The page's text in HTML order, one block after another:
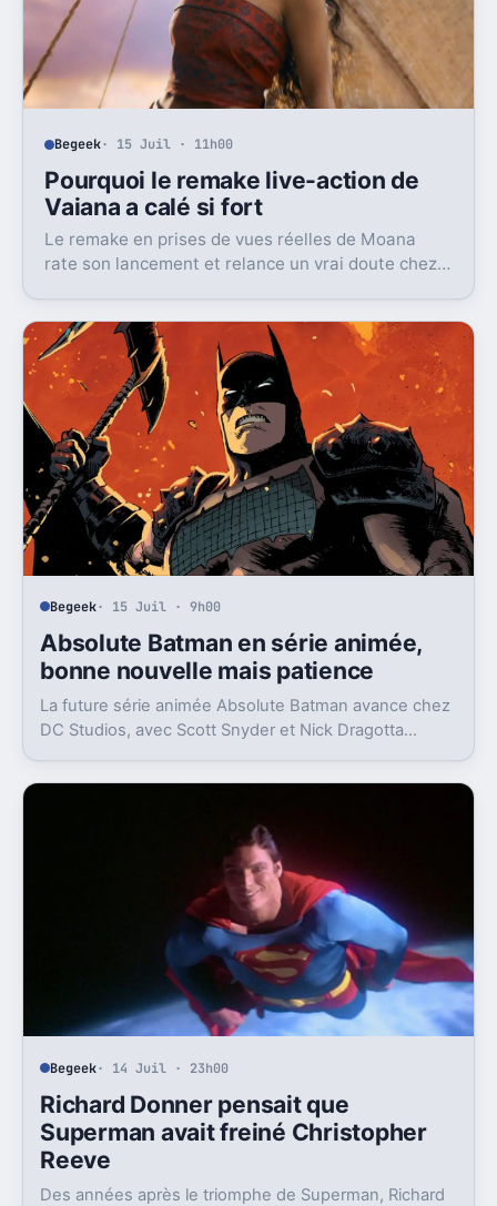
Begeek· 15 Juil · 11h00
Pourquoi le remake live-action de
Vaiana a calé si fort
Le remake en prises de vues réelles de Moana
rate son lancement et relance un vrai doute chez
Begeek· 15 Juil · 9h00
Absolute Batman en série animée,
bonne nouvelle mais patience
La future série animée Absolute Batman avance chez
DC Studios, avec Scott Snyder et Nick Dragotta
demain.
Begeek· 14 Juil · 23h00
Richard Donner pensait que
Superman avait freiné Christopher
Reeve
Des années après le triomphe de Superman, Richard